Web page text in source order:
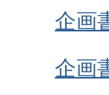
企画
企画